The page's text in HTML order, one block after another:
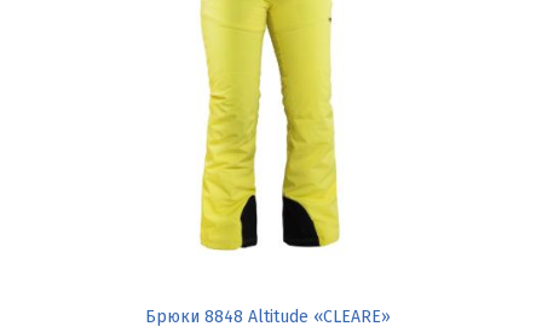
Брюки 8848 Altitude «CLEARE»